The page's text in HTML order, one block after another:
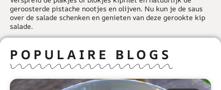
geroosterde pistache nootjes en olijven. Nu kun je de saus
over de salade schenken en genieten van deze gerookte kip
salade.
POPULAIRE BLOGS